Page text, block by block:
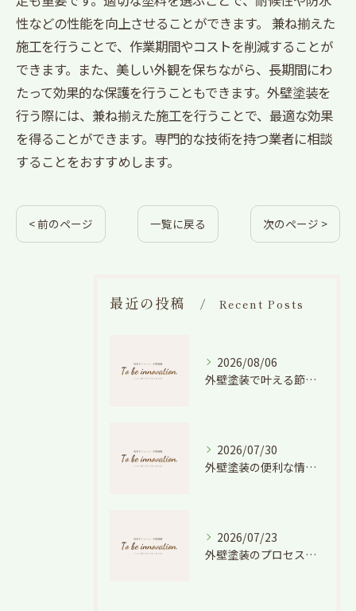
性などの性能を向上させることができます。 兼ね揃えた
施工を行うことで、作業期間やコストを削減することが
できます。また、美しい外観を保ちながら、長期間にわ
たって効果的な保護を行うこともできます。外壁塗装を
行う際には、兼ね揃えた施工を行うことで、最適な効果
を得ることができます。専門的な技術を持つ業者に相談
することをおすすめします。
< 前のページ 一覧に戻る 次のページ >
最近の投稿 Recent Posts
2026/08/06
外壁塗装で叶える節電効果と愛知県の相場や色選びのポイントを徹底解説
2026/07/30
外壁塗装の便利な情報と失敗しない色や費用判断のコツを徹底解説
2026/07/23
外壁塗装のプロセスを愛知県でスムーズに進めるための工程と費用徹底解説